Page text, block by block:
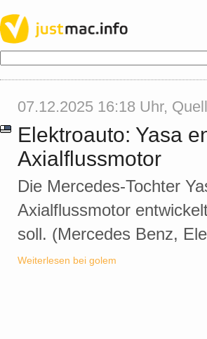
07.12.2025 16:18 Uhr,
Elektroauto: Yasa
Axialflussmotor
Die Mercedes-Tochter
Axialflussmotor
soll. (Mercedes Benz,
Weiterlesen bei golem